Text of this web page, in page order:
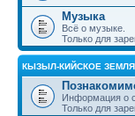
Музыка
Всё о музыке.
Только для
КЫЗЫЛ-КИЙСКОЕ
Информация о
Только для